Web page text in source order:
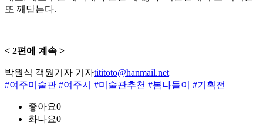
또 깨닫는다.
< 2편에 계속 >
박원식 객원기자 기자tititoto@hanmail.net
#여주미술관 #여주시 #미술관추천 #봄나들이 #기획전
좋아요0
화나요0